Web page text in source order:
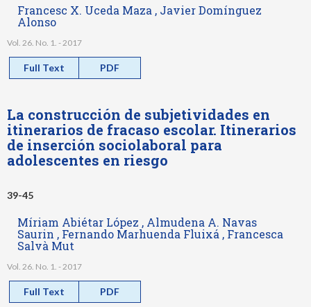
Francesc X. Uceda Maza , Javier Domínguez
Alonso
Vol. 26. No. 1. - 2017
Full Text PDF
La construcción de subjetividades en
itinerarios de fracaso escolar. Itinerarios
de inserción sociolaboral para
adolescentes en riesgo
39-45
Míriam Abiétar López , Almudena A. Navas
Saurin , Fernando Marhuenda Fluixá , Francesca
Salvà Mut
Vol. 26. No. 1. - 2017
Full Text PDF